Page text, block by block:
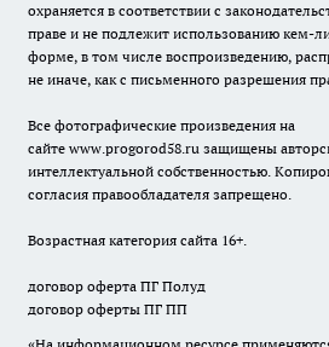
охраняется в соответствии с
праве и не подлежит использованию кем-
форме, в том числе воспроизведению,
не иначе, как с письменного разрешения
Все фотографические произведения на
сайте www.progorod58.ru защищены
интеллектуальной собственностью.
согласия правообладателя запрещено.
Возрастная категория сайта 16+.
договор оферта ПГ Полуд
договор оферты ПГ ПП